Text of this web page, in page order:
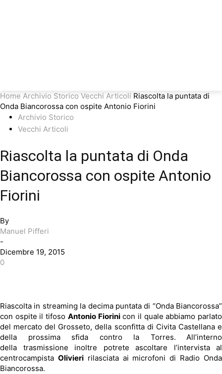
Home Archivio Storico Vecchi Articoli Riascolta la puntata di
Onda Biancorossa con ospite Antonio Fiorini
Archivio Storico
Vecchi Articoli
Riascolta la puntata di Onda
Biancorossa con ospite Antonio
Fiorini
By
Manuel Pifferi
-
Dicembre 19, 2015
0
Riascolta in streaming la decima puntata di “Onda Biancorossa”
con ospite il tifoso Antonio Fiorinicon il quale abbiamo parlato
del mercato del Grosseto, della sconfitta di Civita Castellana e
della prossima sfida contro la Torres.
All’interno
della trasmissione inoltre potrete ascoltare l’intervista al
centrocampista Olivieririlasciata ai microfoni di Radio Onda
Biancorossa.